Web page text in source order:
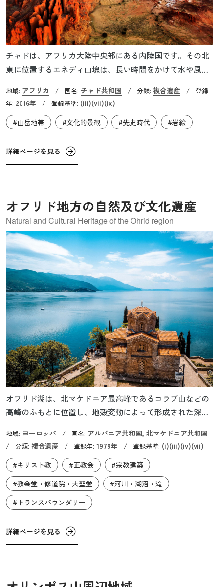
チャドは、アフリカ大陸中央部にある内陸国です。その北
東に位置するエネディ山塊は、長い時間をかけて水や風に
天然のアーチ、尖塔などの絶景が広がります。最大の峡谷
では、水が常時湛えられているので、動植物や人間の生活
を維持するとともに、生態系を維持する上でも重要な役割
絵が描かれたり彫られたりしています。紀元前5000年代の
岩絵もあり、サハラ砂漠最大の壁画群のひとつとなってい
地域: アフリカ / 国名: チャド共和国 / 分類: 複合遺産 /
登録
年: 2016年 / 登録基準: (iii)(vii)(ix)
#山岳地帯
#文化的景観 #先史時代 #岩絵
詳細ページを見る
オフリド地方の自然及び文化遺産
Natural and Cultural Heritage of the Ohrid region
オフリド湖は、北マケドニア最高峰であるコラブ山などの
高峰のふもとに位置し、地殻変動によって形成された深く
間なく存在し続けてきました。ロシアのバイカル湖、アフ
リカのタンガニーカ湖と並び、世界最古の湖の一つとされ
ています。湖は透明度が高く、冬でも凍結しないため、他
の地域では絶滅した水生生物が残っています。藻類、渦虫
類、巻貝、甲殻類、2種のマスを含む17種の固有魚類など、
湖固有の動植物は200種を超えています。また、鳥類も豊富
地域: ヨーロッパ / 国名: アルバニア共和国, 北マケドニア共和国
/ 分類: 複合遺産 / 登録年: 1979年 / 登録基準: (i)(iii)(iv)(vii)
#キリスト教
#正教会
#宗教建築
#教会堂・修道院・大聖堂
#河川・湖沼・滝
#トランスバウンダリー
詳細ページを見る